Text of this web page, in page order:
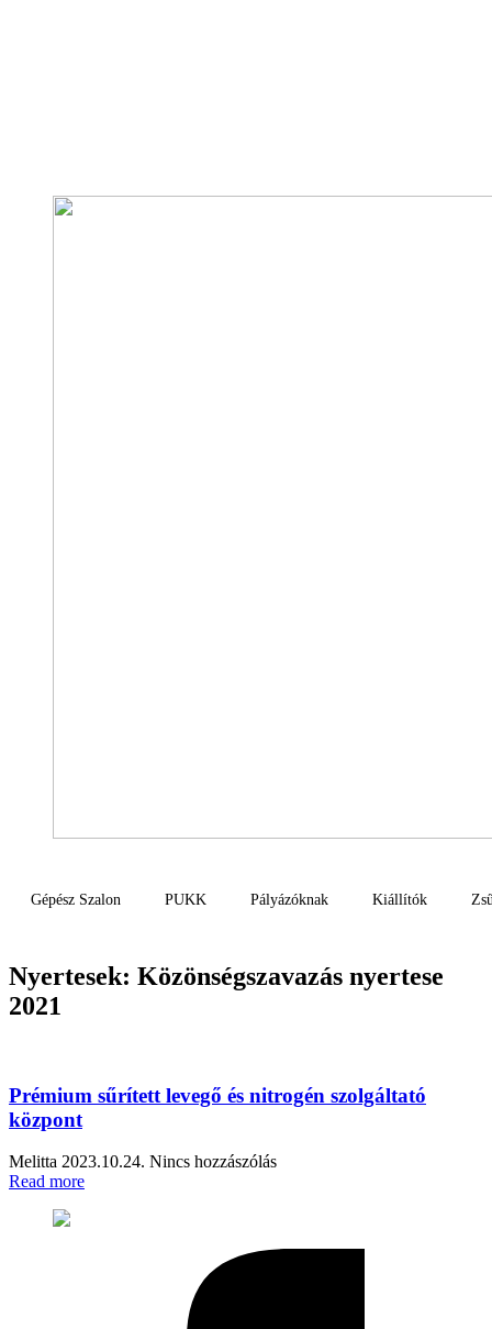
Gépész Szalon PUKK Pályázóknak Kiállítók
Nyertesek: Közönségszavazás nyertese
2021
Prémium sűrített levegő és nitrogén szolgáltató
központ
Melitta 2023.10.24. Nincs hozzászólás
Read more